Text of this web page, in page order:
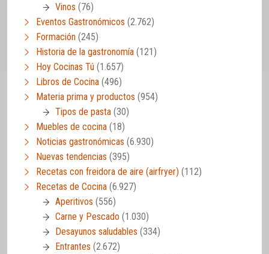
Vinos (76)
Eventos Gastronómicos (2.762)
Formación (245)
Historia de la gastronomía (121)
Hoy Cocinas Tú (1.657)
Libros de Cocina (496)
Materia prima y productos (954)
Tipos de pasta (30)
Muebles de cocina (18)
Noticias gastronómicas (6.930)
Nuevas tendencias (395)
Recetas con freidora de aire (airfryer) (112)
Recetas de Cocina (6.927)
Aperitivos (556)
Carne y Pescado (1.030)
Desayunos saludables (334)
Entrantes (2.672)